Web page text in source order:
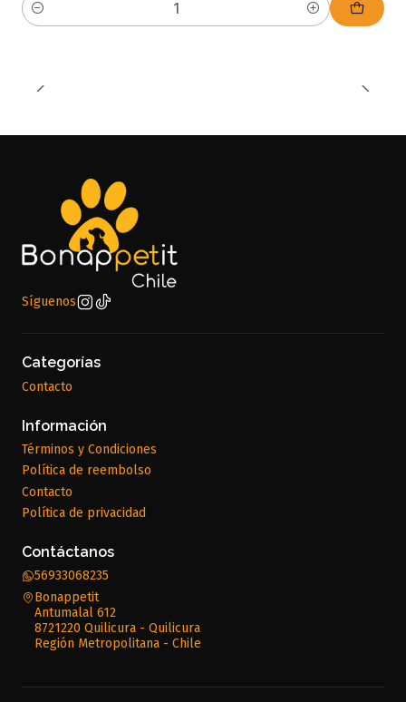
Cantidad
Síguenos
Categorías
Contacto
Información
Términos y Condiciones
Política de reembolso
Contacto
Política de privacidad
Contáctanos
56933068235
Bonappetit
Antumalal 612
8721220 Quilicura - Quilicura
Región Metropolitana - Chile